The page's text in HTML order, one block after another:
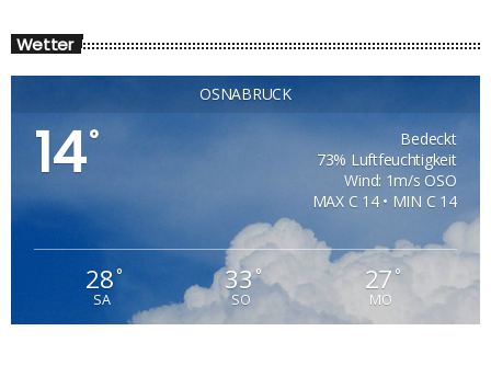
Wetter
OSNABRÜCK
14°
Bedeckt
73% Luftfeuchtigkeit
Wind: 1m/s OSO
MAX C 14 • MIN C 14
28°
SA
33°
SO
27°
MO